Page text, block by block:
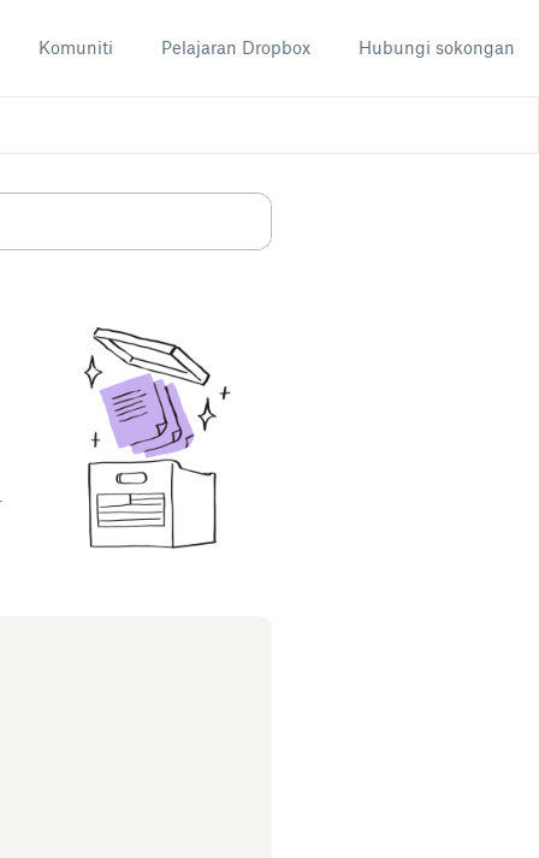
Komuniti Pelajaran Dropbox Hubungi sokongan